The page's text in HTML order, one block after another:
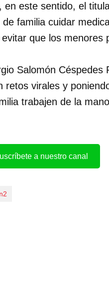
este sentido, el
familia cuidar
que los menores
Salomón Céspedes
retos virales y
trabajen de la
a nuestro canal